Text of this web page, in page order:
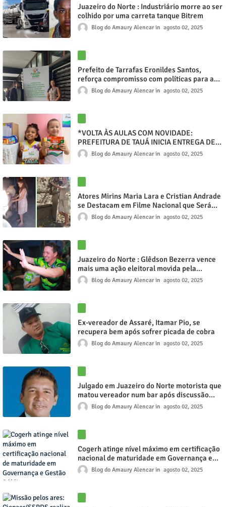
Juazeiro do Norte : Industriário morre ao ser
colhido por uma carreta tanque Bitrem
Blog do Amaury Alencar agosto 02, 2025
Prefeito de Tarrafas Eronildes Santos,
reforça compromisso com políticas para a
primeira infância em evento em Fortaleza
Blog do Amaury Alencar agosto 02, 2025
*VOLTA ÀS AULAS COM NOVIDADE:
PREFEITURA DE TAUÁ INICIA ENTREGA DE
KITS ESCOLARES PARA ALUNOS DA REDE
MUNICIPAL
Blog do Amaury Alencar agosto 02, 2025
Atores Mirins Maria Lara e Cristian Andrade
se Destacam em Filme Nacional que Será
Lançado em Breve
Blog do Amaury Alencar agosto 02, 2025
Juazeiro do Norte : Glêdson Bezerra vence
mais uma ação eleitoral movida pela
coligação adversária; terceira será
recorrida no TRE
Blog do Amaury Alencar agosto 02, 2025
Ex-vereador de Assaré, Itamar Pio, se
recupera bem após sofrer picada de cobra
Blog do Amaury Alencar agosto 02, 2025
Julgado em Juazeiro do Norte motorista que
matou vereador num bar após discussão
política, no município de Catarina
Blog do Amaury Alencar agosto 02, 2025
Cogerh atinge nível máximo em certificação
nacional de maturidade em Governança e
Gestão Pública
Blog do Amaury Alencar agosto 02, 2025